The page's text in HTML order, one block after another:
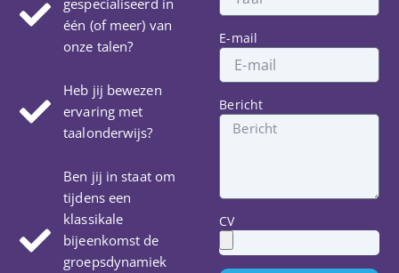
gespecialiseerd in
één (of meer) van
onze talen?
Heb jij bewezen
ervaring met
taalonderwijs?
Ben jij in staat om
tijdens een
klassikale
bijeenkomst de
groepsdynamiek
E-mail
Bericht
CV